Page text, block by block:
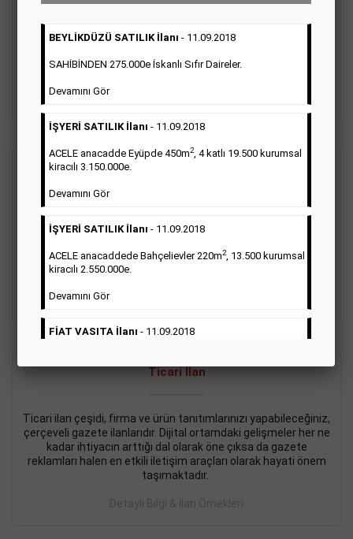
ifade edilebilen ilanlardır. Gazetelerin tirajını önemli ölçüde
etkilerler ve gazete gelirlerinin de önemli bir bölümünü
oluştururlar.Sabah sarı sayfa eleman ilanlarında 6 kelime
Sarı sayfa ilanlar alım- satım, duyuru, mini reklam şeklinde
ifade edilebilen ilanlardır. Gazetelerin tirajını önemli ölçüde
oluştururlar.Sabah sarı sayfa eleman ilanlarında 6 kelime
sayısı şartı aranmamaktadır.
Ticari İlan
Ticari ilan çeşidi, firma ve ürün tanıtımlarınızı yapabileceğiniz,
çerçeveli gazete ilanlarıdır. Dijital ortamdaki gelişmeler her ne
kadar ihtiyacın arttığı dal olarak öne çıksa da gazete
reklamları halen en etkili iletişim araçları olarak hayati önem
taşımaktadır.
Detaylı Bilgi & İlan Örnekleri
BEYLİKDÜZÜ SATILIK İlanı - 11.09.2018
SAHİBİNDEN 275.000e İskanlı Sıfır Daireler.
Devamını Gör
İŞYERİ SATILIK İlanı - 11.09.2018
ACELE anacadde Eyüpde 450m2, 4 katlı 19.500 kurumsal
kiracılı 3.150.000e.
Devamını Gör
İŞYERİ SATILIK İlanı - 11.09.2018
ACELE anacaddede Bahçelievler 220m2, 13.500 kurumsal
kiracılı 2.550.000e.
Devamını Gör
FİAT VASITA İlanı - 11.09.2018
2.800.000e kurumsal mağaza.
BAKIRKÖY SATILIK İlanı- 11.09.2018
KARTALTEPEde kelepir 2+ 1 satılık daire